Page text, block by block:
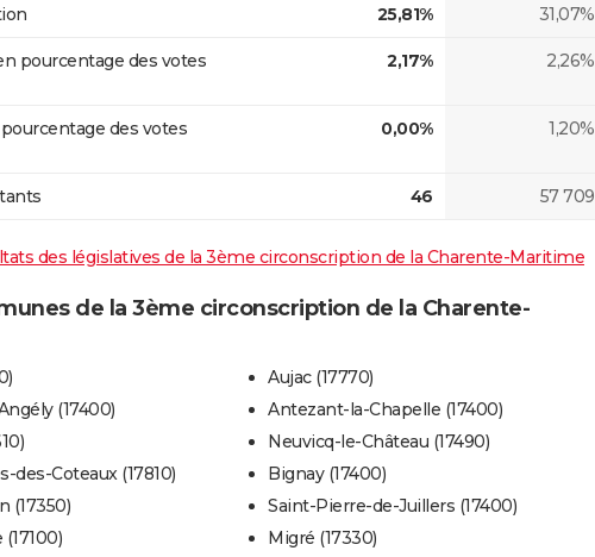
25,81% 31,07%
pourcentage des votes
2,17% 2,26%
des votes
0,00% 1,20%
46 57 709
des législatives de la 3ème circonscription de la Charente-Maritime
de la 3ème circonscription de la Charente-
(17400)
des-Coteaux (17810)
(17350)
Aujac (17770)
Antezant-la-Chapelle (17400)
Neuvicq-le-Château (17490)
Bignay (17400)
Saint-Pierre-de-Juillers (17400)
Migré (17330)